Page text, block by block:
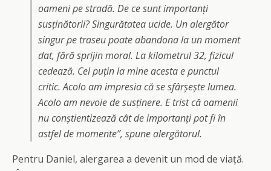
oameni pe stradă. De ce sunt importanți
susținătorii? Singurătatea ucide. Un alergător
singur pe traseu poate abandona la un moment
dat, fără sprijin moral. La kilometrul 32, fizicul
cedează. Cel puțin la mine acesta e punctul
critic. Acolo am impresia că se sfârșește lumea.
Acolo am nevoie de susținere. E trist că oamenii
nu conștientizează cât de importanți pot fi în
astfel de momente”, spune alergătorul.
Pentru Daniel, alergarea a devenit un mod de viață.